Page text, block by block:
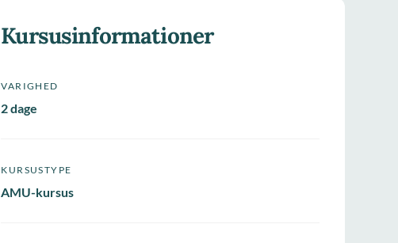
Kursusinformationer
VARIGHED
2 dage
KURSUSTYPE
AMU-kursus